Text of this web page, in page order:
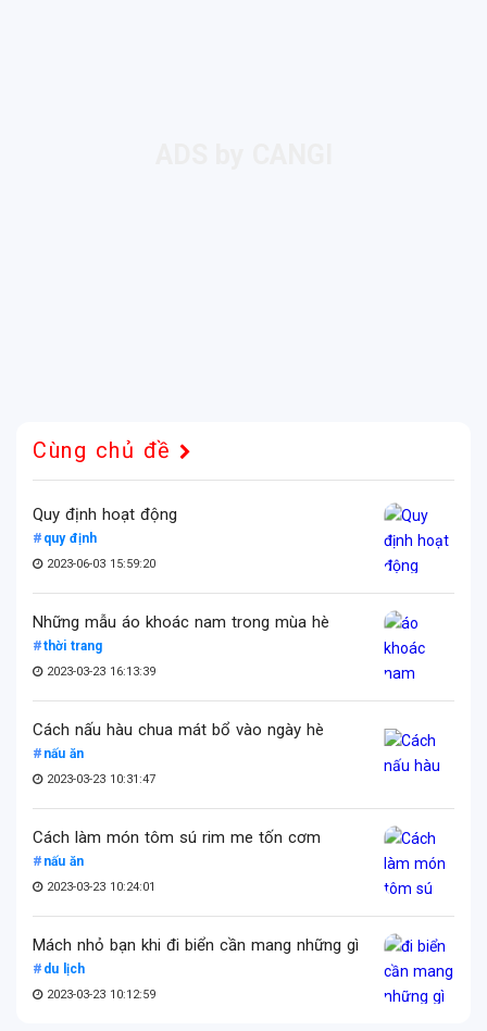
Cùng chủ đề
Quy định hoạt động
quy định
2023-06-03 15:59:20
Những mẫu áo khoác nam trong mùa hè
thời trang
2023-03-23 16:13:39
Cách nấu hàu chua mát bổ vào ngày hè
nấu ăn
2023-03-23 10:31:47
Cách làm món tôm sú rim me tốn cơm
nấu ăn
2023-03-23 10:24:01
Mách nhỏ bạn khi đi biển cần mang những gì
du lịch
2023-03-23 10:12:59